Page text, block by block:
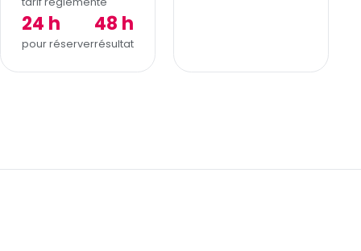
24 h
pour réserver
48 h
résultat